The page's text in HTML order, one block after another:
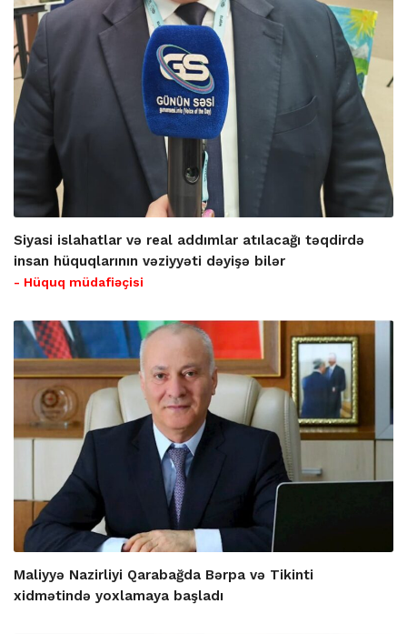
Siyasi islahatlar və real addımlar atılacağı təqdirdə
insan hüquqlarının vəziyyəti dəyişə bilər
- Hüquq müdafiəçisi
Maliyyə Nazirliyi Qarabağda Bərpa və Tikinti
xidmətində yoxlamaya başladı